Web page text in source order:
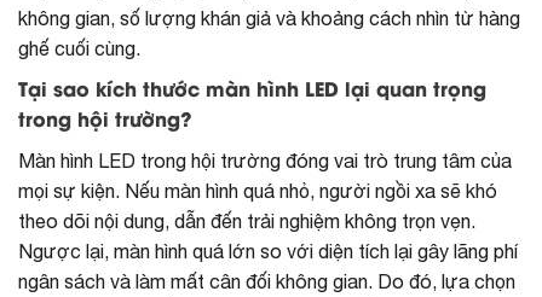
không gian, số lượng khán giả và khoảng cách nhìn từ hàng
ghế cuối cùng.
Tại sao kích thước màn hình LED lại quan trọng
trong hội trường?
Màn hình LED trong hội trường đóng vai trò trung tâm của
mọi sự kiện. Nếu màn hình quá nhỏ, người ngồi xa sẽ khó
theo dõi nội dung, dẫn đến trải nghiệm không trọn vẹn.
Ngược lại, màn hình quá lớn so với diện tích lại gây lãng phí
ngân sách và làm mất cân đối không gian. Do đó, lựa chọn